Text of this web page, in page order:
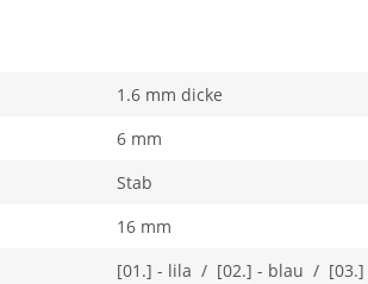
1.6 mm dicke
6 mm
Stab
16 mm
[01.] - lila / [02.] - blau /